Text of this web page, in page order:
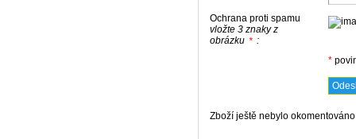
Ochrana proti spamu
vložte 3 znaky z
obrázku * :
*
Zboží ještě nebylo